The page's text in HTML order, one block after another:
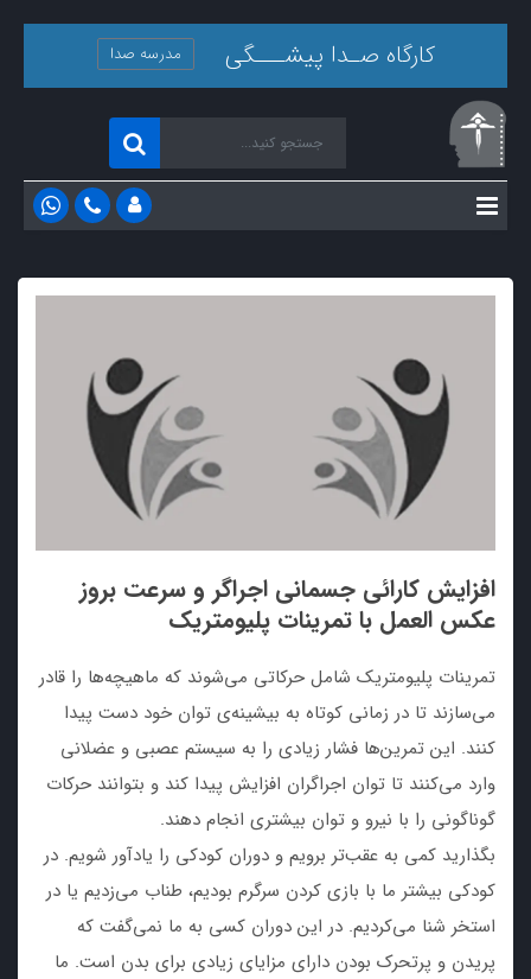
کارگاه صـدا پیشـــگی مدرسه صدا
افزایش کارائی جسمانی اجراگر و سرعت بروز
عکس العمل با تمرینات پلیومتریک
تمرینات پلیومتریک شامل حرکاتی می‌‌شوند که ماهیچه‌ها را قادر
می‌سازند تا در زمانی کوتاه به بیشینه‌ی توان خود دست پیدا
کنند. این تمرین‌ها فشار زیادی را به سیستم عصبی و عضلانی
وارد می‌کنند تا توان اجراگران افزایش پیدا کند و بتوانند حرکات
گوناگونی را با نیرو و توان بیشتری انجام دهند.
بگذارید کمی به عقب‌تر برویم و دوران کودکی را یادآور شویم. در
کودکی بیشتر ما با بازی کردن سرگرم بودیم، طناب می‌زدیم یا در
استخر شنا می‌کردیم. در این دوران کسی به ما نمی‌گفت که
پریدن و پرتحرک بودن دارای مزایای زیادی برای بدن است. ما